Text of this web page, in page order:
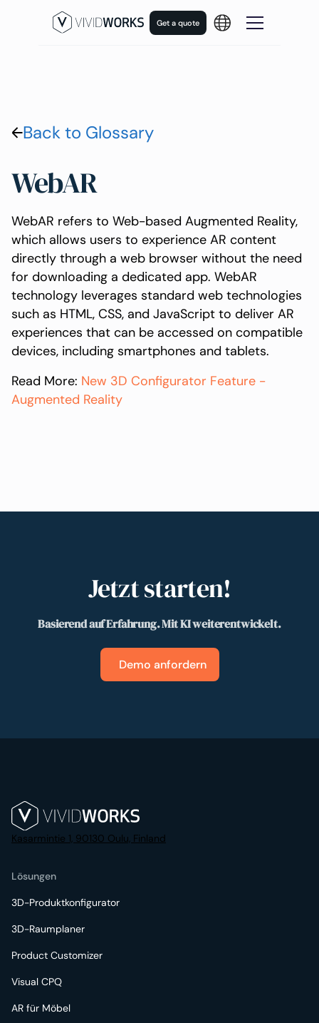
Get a quote
Back to Glossary
WebAR
WebAR refers to Web-based Augmented Reality,
which allows users to experience AR content
directly through a web browser without the need
for downloading a dedicated app. WebAR
technology leverages standard web technologies
such as HTML, CSS, and JavaScript to deliver AR
experiences that can be accessed on compatible
devices, including smartphones and tablets.
Read More: New 3D Configurator Feature -
Augmented Reality
Jetzt starten!
Basierend auf Erfahrung. Mit KI weiterentwickelt.
Demo anfordern
Kasarmintie 1, 90130 Oulu, Finland
Lösungen
3D-Produktkonfigurator
3D-Raumplaner
Product Customizer
Visual CPQ
AR für Möbel